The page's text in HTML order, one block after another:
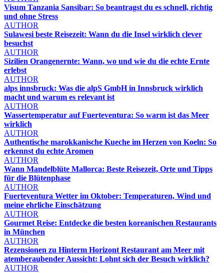
Visum Tanzania Sansibar: So beantragst du es schnell, richtig
und ohne Stress
AUTHOR
Sulawesi beste Reisezeit: Wann du die Insel wirklich clever
besuchst
AUTHOR
Sizilien Orangenernte: Wann, wo und wie du die echte Ernte
erlebst
AUTHOR
alps innsbruck: Was die alpS GmbH in Innsbruck wirklich
macht und warum es relevant ist
AUTHOR
Wassertemperatur auf Fuerteventura: So warm ist das Meer
wirklich
AUTHOR
Authentische marokkanische Kueche im Herzen von Koeln: So
erkennst du echte Aromen
AUTHOR
Wann Mandelblüte Mallorca: Beste Reisezeit, Orte und Tipps
für die Blütenphase
AUTHOR
Fuerteventura Wetter im Oktober: Temperaturen, Wind und
meine ehrliche Einschätzung
AUTHOR
Gourmet Reise: Entdecke die besten koreanischen Restaurants
in München
AUTHOR
Rezensionen zu Hinterm Horizont Restaurant am Meer mit
atemberaubender Aussicht: Lohnt sich der Besuch wirklich?
AUTHOR